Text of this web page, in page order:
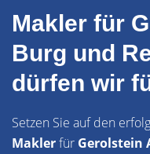
Makler für
Burg und
dürfen wir
Setzen Sie auf den
Maklerfür Gerolstein